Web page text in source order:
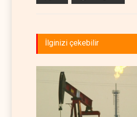
İlginizi çekebilir